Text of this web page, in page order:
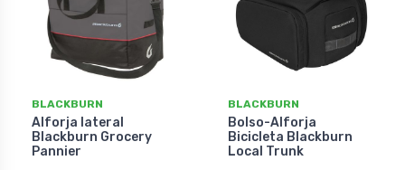
BLACKBURN
Alforja lateral
Blackburn Grocery
Pannier
BLACKBURN
Bolso-Alforja
Bicicleta Blackburn
Local Trunk